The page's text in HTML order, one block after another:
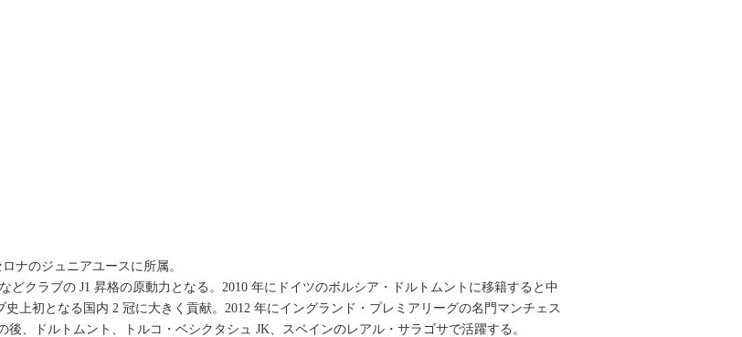
ナのジュニアユースに所属。
どクラブの J1 昇格の原動力となる。2010 年にドイツのボルシア・ドルトムントに移籍すると中
上初となる国内 2 冠に大きく貢献。2012 年にイングランド・プレミアリーグの名門マンチェス
、ドルトムント、トルコ・ベシクタシュ JK、スペインのレアル・サラゴサで活躍する。